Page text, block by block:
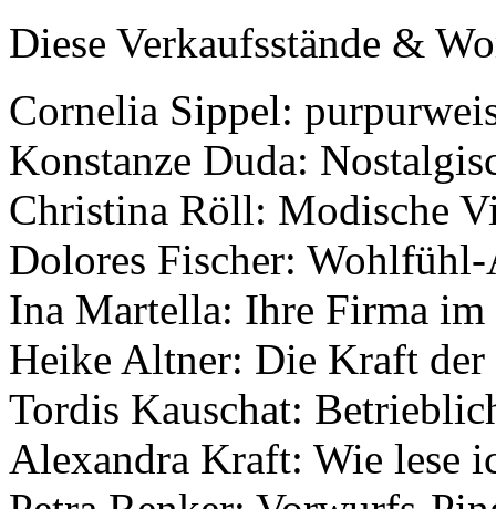
Diese Verkaufsstände &
Cornelia Sippel:
Konstanze Duda:
Christina Röll: Modische
Dolores Fischer:
Ina Martella: Ihre Firma im
Heike Altner: Die Kraft
Tordis Kauschat:
Alexandra Kraft: Wie lese